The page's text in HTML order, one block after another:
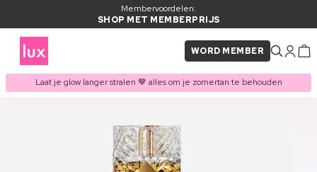
Membervoordelen:
SHOP MET MEMBERPRIJS
WORD MEMBER
Laat je glow langer stralen 🤎 alles om je zomertan te behouden